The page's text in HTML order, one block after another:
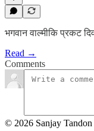
भगवान वाल्मीकि प्रकट
Read →
Comments
© 2026 Sanjay Tandon